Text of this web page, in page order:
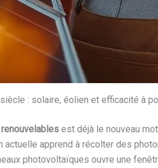
: solaire, éolien et efficacité à
renouvelables est déjà le nouveau
actuelle apprend à récolter des
photovoltaïques ouvre une